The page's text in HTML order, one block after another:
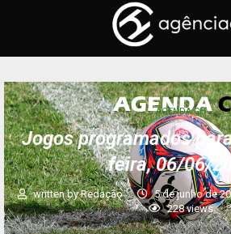
AGENDA CH
Jogos programados
feira, 06/06/
written byRedação 5 de junho de
228views